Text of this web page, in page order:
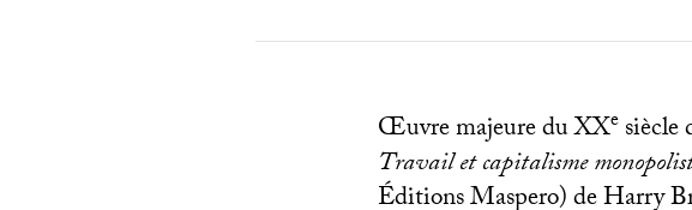
Œuvre majeure duXXe siècle
Travail et capitalisme
Éditions Maspero) de Harry